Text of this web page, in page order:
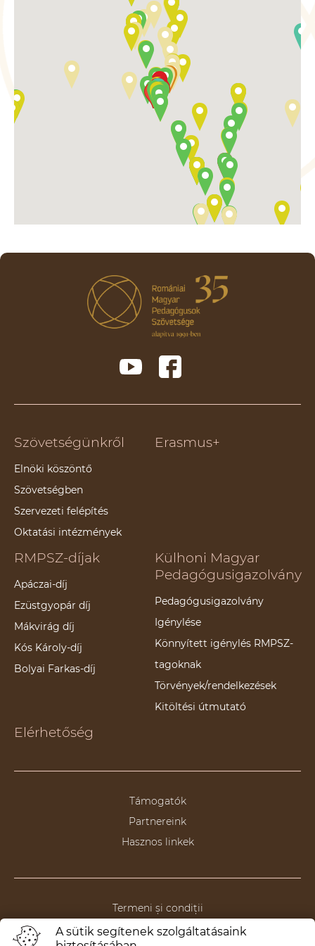
Szövetségünkről
Elnöki köszöntő
Szövetségben
Szervezeti felépítés
Oktatási intézmények
Erasmus+
RMPSZ-díjak
Apáczai-díj
Ezüstgyopár díj
Mákvirág díj
Kós Károly-díj
Bolyai Farkas-díj
Külhoni Magyar
Pedagógusigazolvány
Pedagógusigazolvány
Igénylése
Könnyített igénylés RMPSZ-
tagoknak
Törvények/rendelkezések
Kitöltési útmutató
Elérhetőség
Támogatók
Partnereink
Hasznos linkek
Termeni și condiții
Politica de anulare/returnare
A sütik segítenek szolgáltatásaink